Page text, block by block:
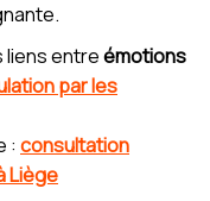
liens entreémotions
par les
: consultation
Liège